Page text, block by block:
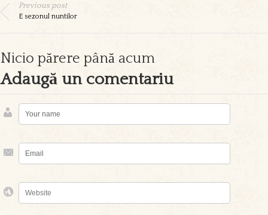
Previous post
E sezonul nuntilor
Nicio părere până acum
Adaugă un comentariu